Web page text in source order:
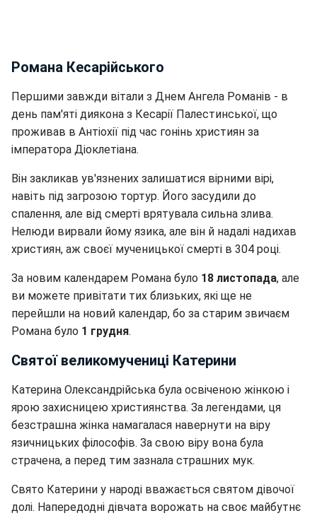
Романа Кесарійського
Першими завжди вітали з Днем Ангела Романів - в
день пам'яті диякона з Кесарії Палестинської, що
проживав в Антіохії під час гонінь християн за
імператора Діоклетіана.
Він закликав ув'язнених залишатися вірними вірі,
навіть під загрозою тортур. Його засудили до
спалення, але від смерті врятувала сильна злива.
Нелюди вирвали йому язика, але він й надалі надихав
християн, аж своєї мученицької смерті в 304 році.
За новим календарем Романа було 18 листопада, але
ви можете привітати тих близьких, які ще не
перейшли на новий календар, бо за старим звичаєм
Романа було 1 грудня.
Святої великомучениці Катерини
Катерина Олександрійська була освіченою жінкою і
ярою захисницею християнства. За легендами, ця
безстрашна жінка намагалася навернути на віру
язичницьких філософів. За свою віру вона була
страчена, а перед тим зазнала страшних мук.
Свято Катерини у народі вважається святом дівочої
долі. Напередодні дівчата ворожать на своє майбутнє